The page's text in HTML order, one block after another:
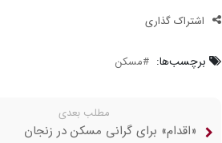
اشتراک گذاری
برچسب‌ها: مسکن
مطلب بعدی
«اقدام» برای گرانی مسکن در زنجان